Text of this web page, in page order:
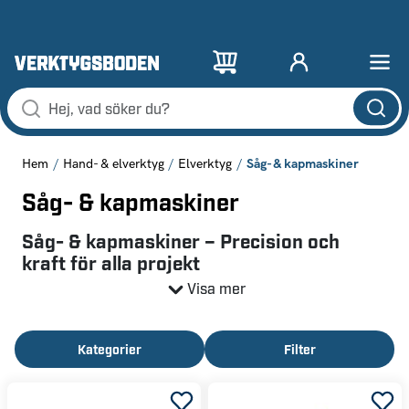
Hem Hand- & elverktyg Elverktyg Såg- & kapmaskiner
Såg- & kapmaskiner
Såg- & kapmaskiner – Precision och
kraft för alla projekt
Med rätt sågverktyg kan du enkelt kapa, forma och
anpassa material till dina projekt. Oavsett om du arbetar
med trä, metall eller plast finns det en såg som passar
Visa mer
Kategorier Filter